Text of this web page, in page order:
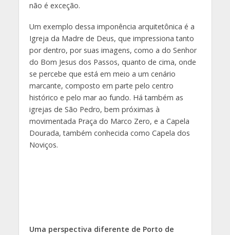
não é exceção.
Um exemplo dessa imponência arquitetônica é a
Igreja da Madre de Deus, que impressiona tanto
por dentro, por suas imagens, como a do Senhor
do Bom Jesus dos Passos, quanto de cima, onde
se percebe que está em meio a um cenário
marcante, composto em parte pelo centro
histórico e pelo mar ao fundo. Há também as
igrejas de São Pedro, bem próximas à
movimentada Praça do Marco Zero, e a Capela
Dourada, também conhecida como Capela dos
Noviços.
Uma perspectiva diferente de Porto de